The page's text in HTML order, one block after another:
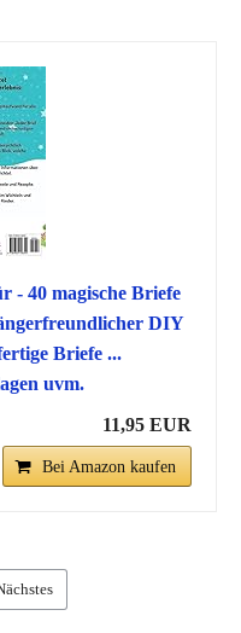
- 40 magische Briefe
DIY
Briefe ...
uvm.
11,95 EUR
Bei Amazon kaufen